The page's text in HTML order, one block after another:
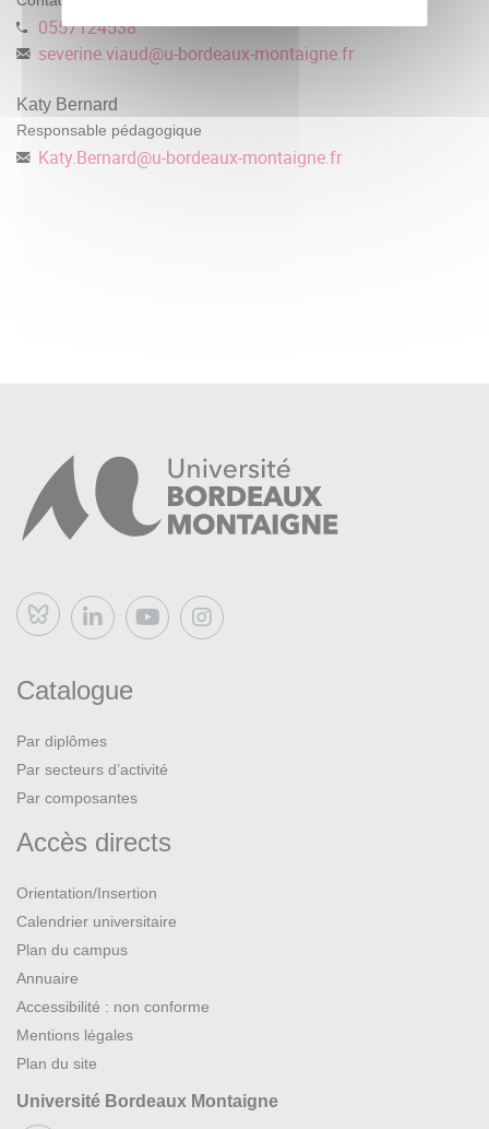
0557124538
severine.viaud@u-bordeaux-montaigne.fr
Katy Bernard
Responsable pédagogique
Katy.Bernard@u-bordeaux-montaigne.fr
Bluesky
Catalogue
Par diplômes
Par secteurs d’activité
Par composantes
Accès directs
Orientation/Insertion
Calendrier universitaire
Plan du campus
Annuaire
Accessibilité : non conforme
Mentions légales
Plan du site
Université Bordeaux Montaigne